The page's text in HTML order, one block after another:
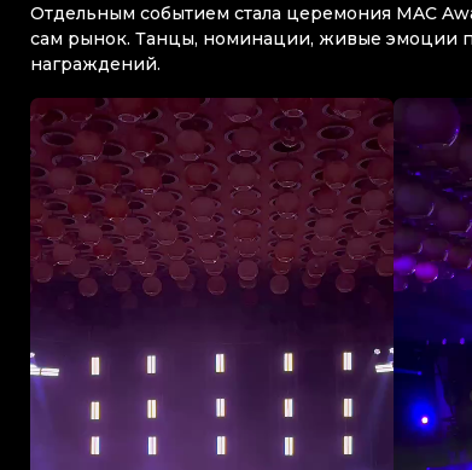
Отдельным событием стала церемония MAC
сам рынок. Танцы, номинации, живые эмоции
награждений.